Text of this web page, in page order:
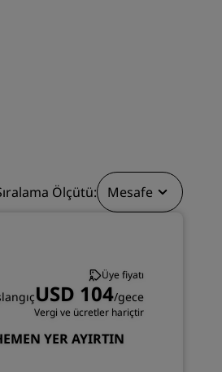
Ölçütü: Mesafe
Üye fiyatı
USD 104/gece
Vergi ve ücretler hariçtir
YER AYIRTIN